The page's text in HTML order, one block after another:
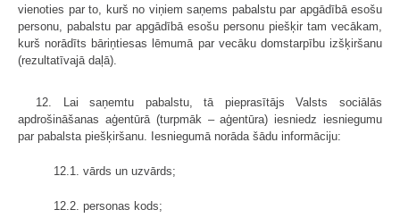
vienoties par to, kurš no viņiem saņems pabalstu par apgādībā esošu
personu, pabalstu par apgādībā esošu personu piešķir tam vecākam,
kurš norādīts bāriņtiesas lēmumā par vecāku domstarpību izšķiršanu
(rezultatīvajā daļā).
12. Lai saņemtu pabalstu, tā pieprasītājs Valsts sociālās
apdrošināšanas aģentūrā (turpmāk – aģentūra) iesniedz iesniegumu
par pabalsta piešķiršanu. Iesniegumā norāda šādu informāciju:
12.1. vārds un uzvārds;
12.2. personas kods;